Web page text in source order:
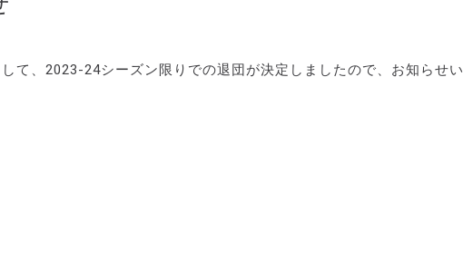
て、2023-24シーズン限りでの退団が決定しましたので、お知らせい